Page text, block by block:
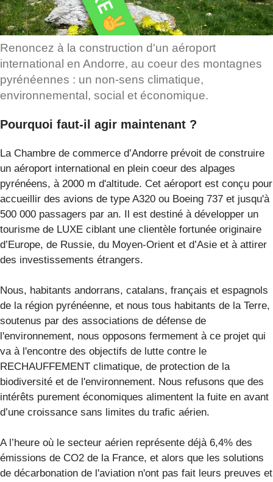
Renoncez à la construction d'un aéroport
international en Andorre, au coeur des montagnes
pyrénéennes : un non-sens climatique,
environnemental, social et économique.
Pourquoi faut-il agir maintenant ?
La Chambre de commerce d’Andorre prévoit de construire
un aéroport international en plein coeur des alpages
pyrénéens, à 2000 m d'altitude. Cet aéroport est conçu pour
accueillir des avions de type A320 ou Boeing 737 et jusqu'à
500 000 passagers par an. Il est destiné à développer un
tourisme de LUXE ciblant une clientèle fortunée originaire
d’Europe, de Russie, du Moyen-Orient et d’Asie et à attirer
des investissements étrangers.
Nous, habitants andorrans, catalans, français et espagnols
de la région pyrénéenne, et nous tous habitants de la Terre,
soutenus par des associations de défense de
l'environnement, nous opposons fermement à ce projet qui
va à l'encontre des objectifs de lutte contre le
RECHAUFFEMENT climatique, de protection de la
biodiversité et de l'environnement. Nous refusons que des
intérêts purement économiques alimentent la fuite en avant
d’une croissance sans limites du trafic aérien.
A l’heure où le secteur aérien représente déjà 6,4% des
émissions de CO2 de la France, et alors que les solutions
de décarbonation de l'aviation n'ont pas fait leurs preuves et